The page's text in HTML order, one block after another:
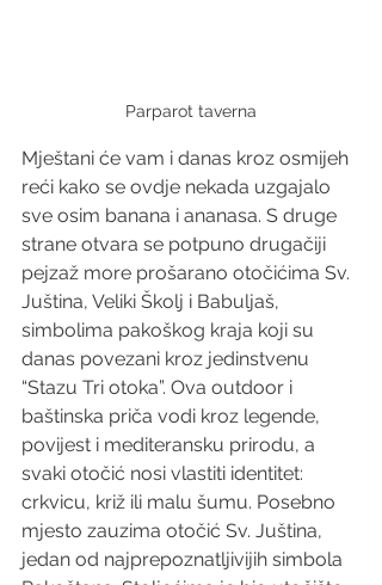
Parparot taverna
Mještani će vam i danas kroz osmijeh
reći kako se ovdje nekada uzgajalo
sve osim banana i ananasa. S druge
strane otvara se potpuno drugačiji
pejzaž more prošarano otočićima Sv.
Juština, Veliki Školj i Babuljaš,
simbolima pakoškog kraja koji su
danas povezani kroz jedinstvenu
“Stazu Tri otoka”. Ova outdoor i
baštinska priča vodi kroz legende,
povijest i mediteransku prirodu, a
svaki otočić nosi vlastiti identitet:
crkvicu, križ ili malu šumu. Posebno
mjesto zauzima otočić Sv. Juština,
jedan od najprepoznatljivijih simbola